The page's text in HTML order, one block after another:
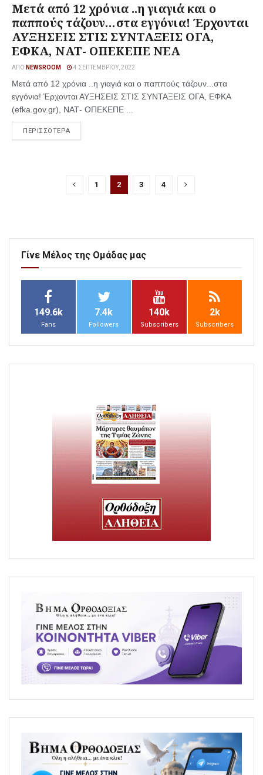
Μετά από 12 χρόνια ..η γιαγιά και ο
παππούς τάζουν…στα εγγόνια! Έρχονται
ΑΥΞΗΣΕΙΣ ΣΤΙΣ ΣΥΝΤΑΞΕΙΣ ΟΓΑ,
ΕΦΚΑ, ΝΑΤ- ΟΠΕΚΕΠΕ ΝΕΑ
ΑΠΌ NEWSROOM 4 ΣΕΠΤΕΜΒΡΊΟΥ, 2022
Μετά από 12 χρόνια ..η γιαγιά και ο παππούς τάζουν...στα
εγγόνια! Έρχονται ΑΥΞΗΣΕΙΣ ΣΤΙΣ ΣΥΝΤΑΞΕΙΣ ΟΓΑ, ΕΦΚΑ
(efka.gov.gr), ΝΑΤ- ΟΠΕΚΕΠΕ ...
ΠΕΡΙΣΣΟΤΕΡΑ
1 2 3 4
Γίνε Μέλος της Ομάδας μας
149.6k
Fans
7.4k
Followers
140k
Subscribers
2k
Subscribers